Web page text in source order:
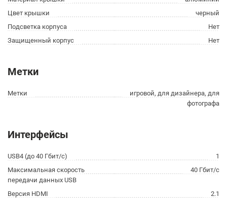
Цвет крышки
черный
Подсветка корпуса
Нет
Защищенный корпус
Нет
Метки
Метки
игровой, для дизайнера, для
фотографа
Интерфейсы
USB4 (до 40 Гбит/с)
1
Максимальная скорость
передачи данных USB
40 Гбит/с
Версия HDMI
2.1